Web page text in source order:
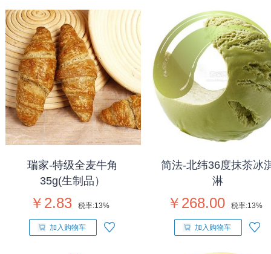
瑞家-特级全麦牛角
35g(生制品）
￥2.83 税率:13%
加入购物车
简法-北纬36度抹茶冰
淋
￥268.00 税率:13%
加入购物车